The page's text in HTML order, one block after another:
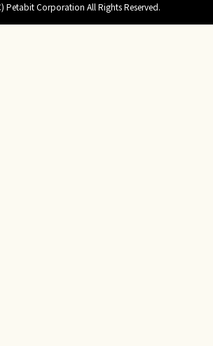
Petabit Corporation All Rights Reserved.